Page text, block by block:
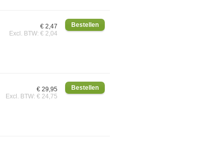
€ 2,47
Excl. BTW: € 2,04
€ 29,95
Excl. BTW: € 24,75